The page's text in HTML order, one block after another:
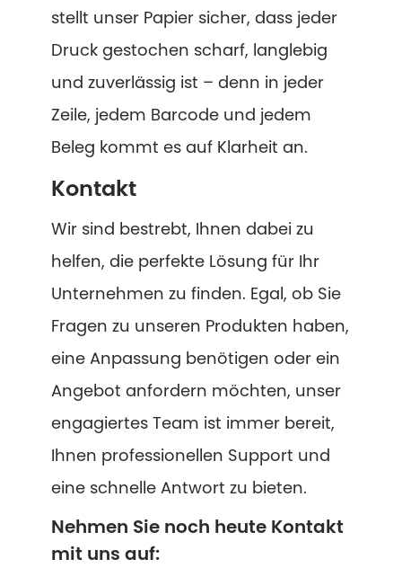
stellt unser Papier sicher, dass jeder
Druck gestochen scharf, langlebig
und zuverlässig ist – denn in jeder
Zeile, jedem Barcode und jedem
Beleg kommt es auf Klarheit an.
Kontakt
Wir sind bestrebt, Ihnen dabei zu
helfen, die perfekte Lösung für Ihr
Unternehmen zu finden. Egal, ob Sie
Fragen zu unseren Produkten haben,
eine Anpassung benötigen oder ein
Angebot anfordern möchten, unser
engagiertes Team ist immer bereit,
Ihnen professionellen Support und
eine schnelle Antwort zu bieten.
Nehmen Sie noch heute Kontakt
mit uns auf: